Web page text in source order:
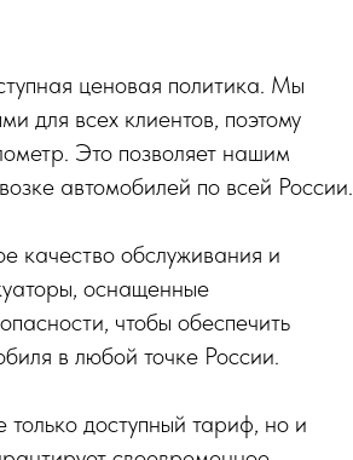
ценовая политика. Мы
для всех клиентов, поэтому
Это позволяет нашим
автомобилей по всей России.
качество обслуживания и
оснащенные
чтобы обеспечить
в любой точке России.
доступный тариф, но и